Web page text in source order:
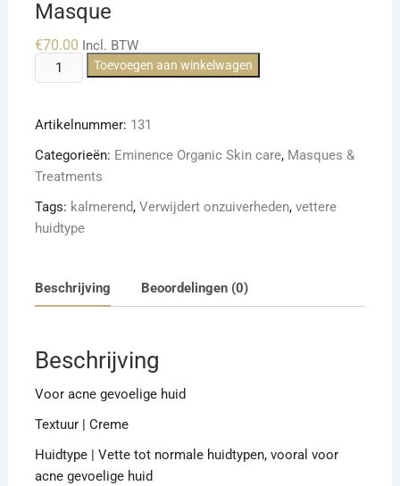
Masque
€70.00 Incl. BTW
Éminence
Clear
Probiotic
Masque
aantal
Toevoegen aan winkelwagen
Artikelnummer: 131
Categorieën: Eminence Organic Skin care, Masques &
Treatments
Tags: kalmerend, Verwijdert onzuiverheden, vettere
huidtype
Beschrijving Beoordelingen (0)
Beschrijving
Voor acne gevoelige huid
Textuur | Creme
Huidtype | Vette tot normale huidtypen, vooral voor
acne gevoelige huid